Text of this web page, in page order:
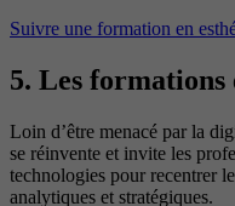
Suivre une formation en
5. Les
Loin d’être menacé par la
se réinvente et invite les
technologies pour recentrer
analytiques et stratégiques.